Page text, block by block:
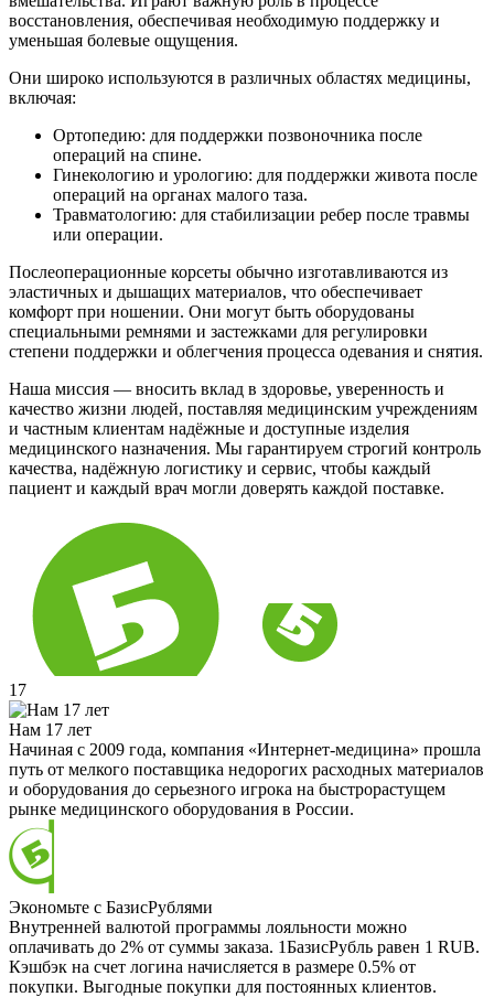
восстановления, обеспечивая необходимую поддержку и
уменьшая болевые ощущения.
Они широко используются в различных областях медицины,
включая:
Ортопедию: для поддержки позвоночника после
операций на спине.
Гинекологию и урологию: для поддержки живота после
операций на органах малого таза.
Травматологию: для стабилизации ребер после травмы
или операции.
Послеоперационные корсеты обычно изготавливаются из
эластичных и дышащих материалов, что обеспечивает
комфорт при ношении. Они могут быть оборудованы
специальными ремнями и застежками для регулировки
степени поддержки и облегчения процесса одевания и снятия.
Наша миссия — вносить вклад в здоровье, уверенность и
качество жизни людей, поставляя медицинским учреждениям
и частным клиентам надёжные и доступные изделия
медицинского назначения. Мы гарантируем строгий контроль
качества, надёжную логистику и сервис, чтобы каждый
пациент и каждый врач могли доверять каждой поставке.
17
Нам 17 лет
Начиная с 2009 года, компания «Интернет-медицина» прошла
путь от мелкого поставщика недорогих расходных материалов
и оборудования до серьезного игрока на быстрорастущем
рынке медицинского оборудования в России.
Экономьте с БазисРублями
Внутренней валютой программы лояльности можно
оплачивать до 2% от суммы заказа. 1БазисРубль равен 1 RUB.
Кэшбэк на счет логина начисляется в размере 0.5% от
покупки. Выгодные покупки для постоянных клиентов.